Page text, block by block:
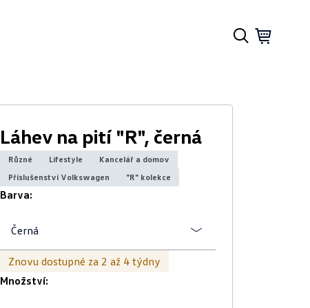
Láhev na pití "R", černá
Různé Lifestyle
Kancelář a domov
Příslušenství Volkswagen
"R" kolekce
Barva:
Černá
Znovu dostupné za 2 až 4 týdny
Množství: